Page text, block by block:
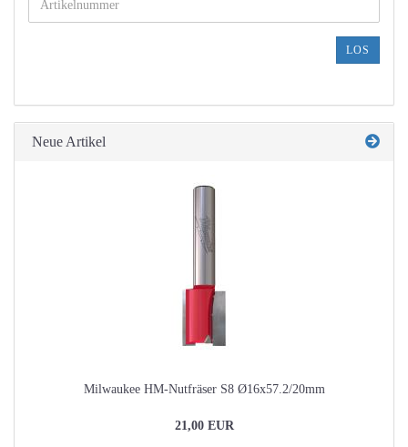
SIE
EIN.
LOS
Neue Artikel
Milwaukee HM-Nutfräser S8 Ø16x57.2/20mm
21,00 EUR